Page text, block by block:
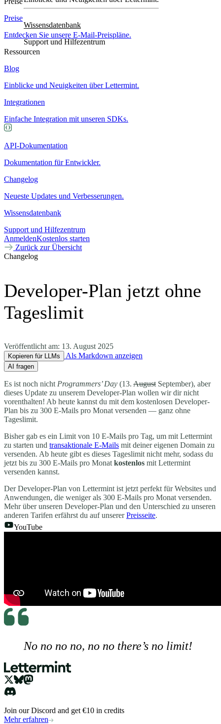
Wissensdatenbank
Support und Hilfezentrum
Preise
Entdecken Sie unsere E-Mail-Preispläne.
Ressourcen
Blog
Einblicke und Neuigkeiten über Lettermint.
Integrationen
Einfache Integration mit unseren SDKs.
API-Dokumentation
Dokumentation für Entwickler.
Changelog
Neueste Updates und Verbesserungen.
Wissensdatenbank
Support und Hilfezentrum
AnmeldenKostenlos starten
Zurück zur Übersicht
Changelog
Developer-Plan jetzt ohne
Tageslimit
Veröffentlicht am: 13. August 2025
Kopieren für LLMs Als Markdown anzeigen
AI fragen
Es ist noch nicht Programmers’ Day (13. August September), aber
dieses Update zu unserem Developer-Plan wollen wir dir nicht
vorenthalten! Ab heute kannst du mit dem kostenlosen Developer-
Plan bis zu 300 E-Mails pro Monat versenden — ganz ohne
Tageslimit.
Bisher gab es ein Limit von 10 E-Mails pro Tag, um mit Lettermint
zu starten und transaktionale E-Mails mit deiner eigenen Domain zu
versenden. Ab heute gibt es dieses Tageslimit nicht mehr, sodass du
jetzt bis zu 300 E-Mails pro Monat kostenlos mit Lettermint
versenden kannst.
Der Developer-Plan von Lettermint ist jetzt perfekt für Websites und
Anwendungen, die weniger als 300 E-Mails pro Monat versenden.
Mehr über unseren Developer-Plan und den Unterschied zu unseren
anderen Tarifen erfährst du auf unsererPreisseite.
YouTube
No no no no, no no there’s no limit!
Join our Discord and get €10 in credits
Mehr erfahren